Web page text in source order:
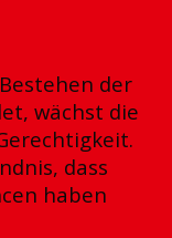
der
wächst die
dass
haben